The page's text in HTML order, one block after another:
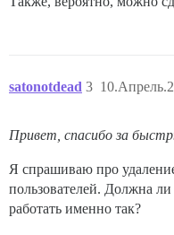
satonotdead 3
Привет, спасибо за
Я спрашиваю про
пользователей. Должна
работать именно так?